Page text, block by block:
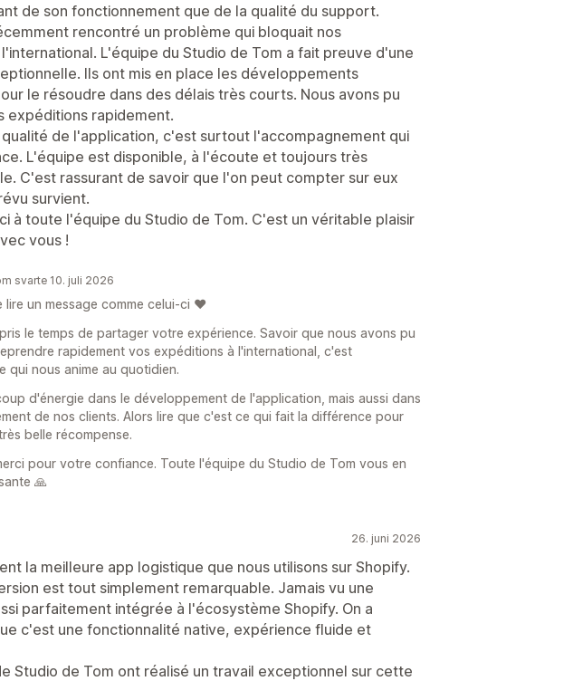
de son fonctionnement que de la qualité du support.
rencontré un problème qui bloquait nos
L'équipe du Studio de Tom a fait preuve d'une
Ils ont mis en place les développements
le résoudre dans des délais très courts. Nous avons pu
expéditions rapidement.
de l'application, c'est surtout l'accompagnement qui
L'équipe est disponible, à l'écoute et toujours très
C'est rassurant de savoir que l'on peut compter sur eux
survient.
à toute l'équipe du Studio de Tom. C'est un véritable plaisir
vous !
svarte 10. juli 2026
lire un message comme celui-ci ❤️
le temps de partager votre expérience. Savoir que nous avons pu
rapidement vos expéditions à l'international, c'est
qui nous anime au quotidien.
d'énergie dans le développement de l'application, mais aussi dans
de nos clients. Alors lire que c'est ce qui fait la différence pour
belle récompense.
pour votre confiance. Toute l'équipe du Studio de Tom vous en
🙏
26. juni 2026
la meilleure app logistique que nous utilisons sur Shopify.
est tout simplement remarquable. Jamais vu une
parfaitement intégrée à l'écosystème Shopify. On a
c'est une fonctionnalité native, expérience fluide et
Studio de Tom ont réalisé un travail exceptionnel sur cette